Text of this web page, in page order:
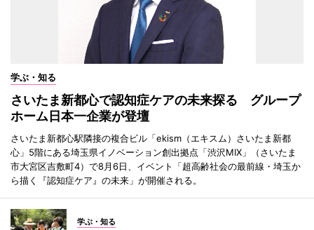
学ぶ・知る
さいたま新都心で認知症ケアの未来探る グループ
ホーム日本一企業が登壇
さいたま新都心駅隣接の複合ビル「ekism（エキスム）さいたま新都
心」5階にある埼玉県イノベーション創出拠点「渋沢MIX」（さいたま
市大宮区吉敷町4）で8月6日、イベント「超高齢社会の最前線・埼玉か
ら描く『認知症ケア』の未来」が開催される。
学ぶ・知る